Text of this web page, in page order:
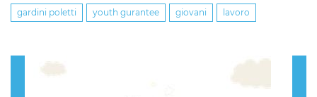
gardini poletti youth gurantee giovani lavoro
Previous